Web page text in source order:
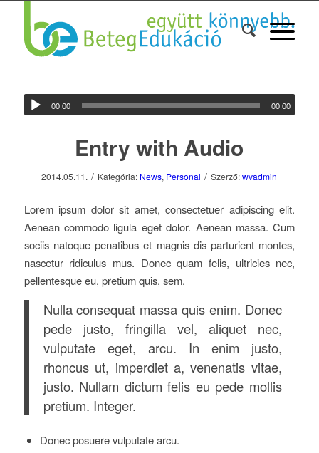
00:00 00:00
Entry with Audio
2014.05.11. / Kategória: News, Personal / Szerző:wvadmin
Lorem ipsum dolor sit amet, consectetuer adipiscing elit.
Aenean commodo ligula eget dolor. Aenean massa. Cum
sociis natoque penatibus et magnis dis parturient montes,
nascetur ridiculus mus. Donec quam felis, ultricies nec,
pellentesque eu, pretium quis, sem.
Nulla consequat massa quis enim. Donec
pede justo, fringilla vel, aliquet nec,
vulputate eget, arcu. In enim justo,
rhoncus ut, imperdiet a, venenatis vitae,
justo. Nullam dictum felis eu pede mollis
pretium. Integer.
Donec posuere vulputate arcu.